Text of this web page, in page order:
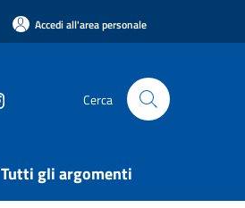
Accedi all'area personale
Cerca
Tutti gli argomenti